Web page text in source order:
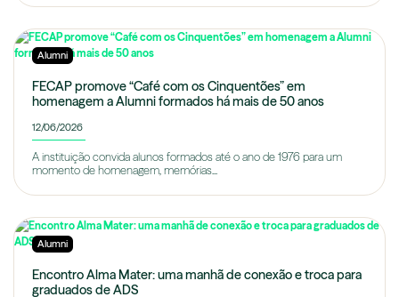
Alumni
FECAP promove “Café com os Cinquentões” em
homenagem a Alumni formados há mais de 50 anos
12/06/2026
A instituição convida alunos formados até o ano de 1976 para um
momento de homenagem, memórias...
Alumni
Encontro Alma Mater: uma manhã de conexão e troca para
graduados de ADS